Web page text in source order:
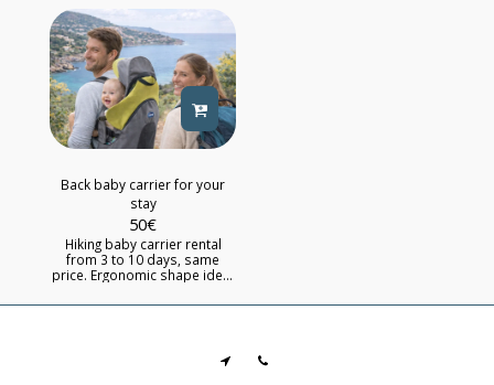
brand new Balios stroller, the
nania giulia or the kinderkraft
3 in 1 offers your child all the
flexibility and the comfort he
needs. Deposit of €150 for
the rental of this stroller
Back baby carrier for your
stay
50€
Hiking baby carrier rental
from 3 to 10 days, same
price. Ergonomic shape ideal
months to 15 kg (3 years)